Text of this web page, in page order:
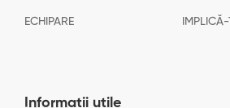
ECHIPARE IMPLICĂ-
Informații utile